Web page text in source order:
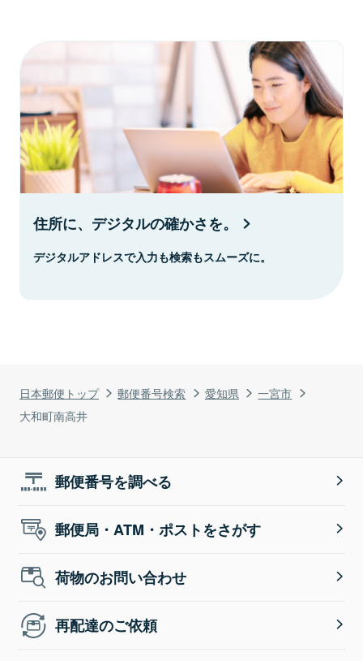
日本郵便トップ 郵便番号検索 愛知県
一宮市
大和町南高井
住所に、デジタルの確かさを。
デジタルアドレスで入力も検索もスムーズに。
郵便番号を調べる
郵便局・ATM・ポストをさがす
荷物のお問い合わせ
再配達のご依頼